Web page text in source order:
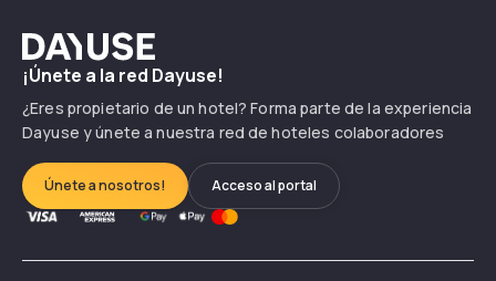
Dayuse
¡Únete a la red Dayuse!
¿Eres propietario de un hotel? Forma parte de la experiencia
Dayuse y únete a nuestra red de hoteles colaboradores
Únete a nosotros! Acceso al portal